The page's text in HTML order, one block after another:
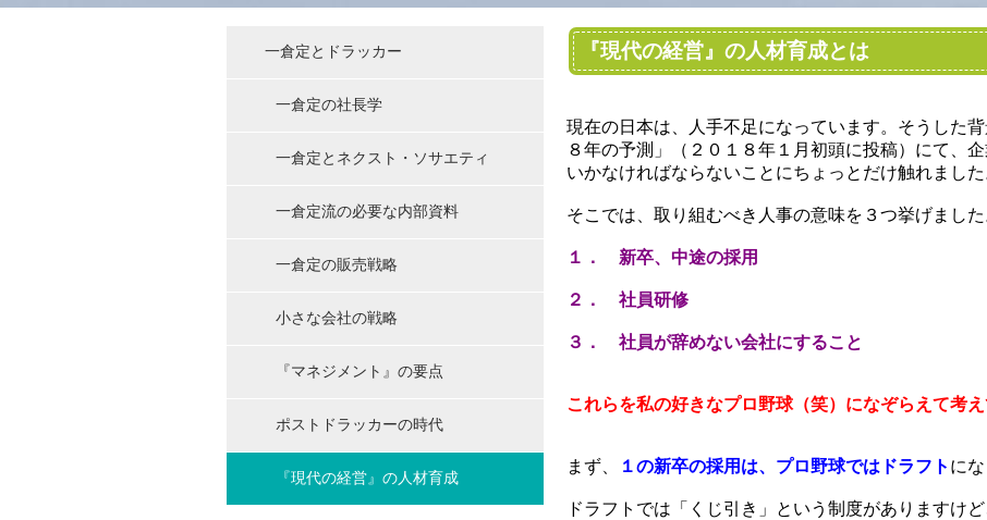
一倉定とドラッカー
一倉定の社長学
一倉定とネクスト・ソサエティ
一倉定流の必要な内部資料
一倉定の販売戦略
小さな会社の戦略
『マネジメント』の要点
ポストドラッカーの時代
『現代の経営』の人材育成
『現代の経営』の人材育成とは
現在の日本は、人手不足になっています。そうした
８年の予測」（２０１８年１月初頭に投稿）にて、
いかなければならないことにちょっとだけ触れました
そこでは、取り組むべき人事の意味を３つ挙げました
１． 新卒、中途の採用
２． 社員研修
３． 社員が辞めない会社にすること
これらを私の好きなプロ野球（笑）になぞらえて考え
まず、 １の新卒の採用は、プロ野球ではドラフト にな
ドラフトでは「くじ引き」という制度がありますけ